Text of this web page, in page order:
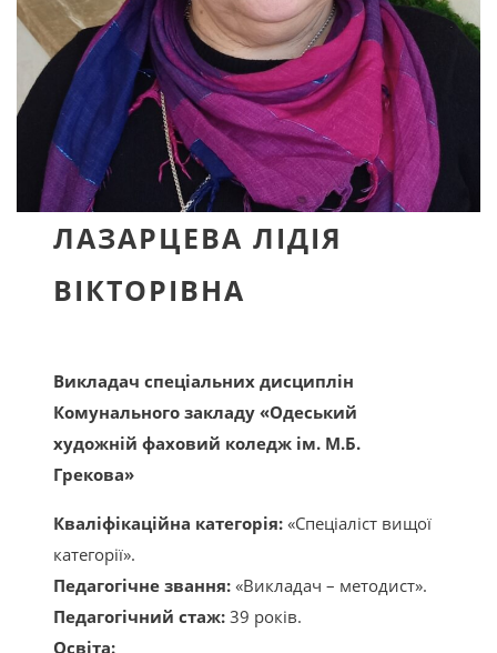
ЛАЗАРЦЕВА ЛIДIЯ
ВIКТОРIВНА
Викладач спеціальних дисциплiн
Комунального закладу «Одеський
художнiй фаховий коледж iм. М.Б.
Грекова»
Квалiфікацiйна категорiя: «Спецiалiст вищої
категорiї».
Педагогiчне звання: «Викладач – методист».
Педагогiчний стаж: 39 рокiв.
Освіта: